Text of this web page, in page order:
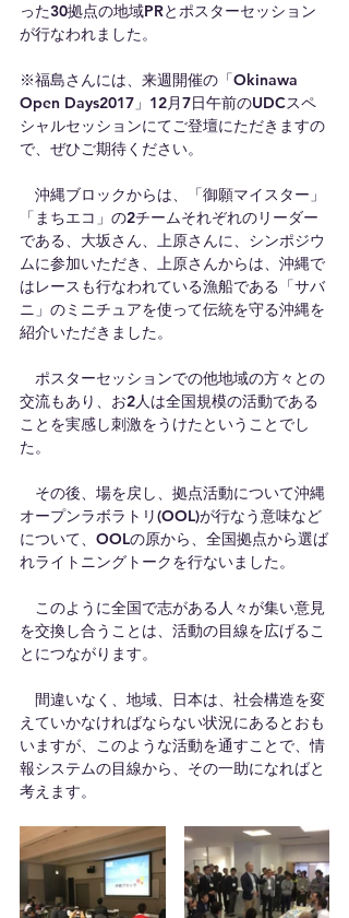
った30拠点の地域PRとポスターセッション
が行なわれました。
※福島さんには、来週開催の「Okinawa
Open Days2017」12月7日午前のUDCスペ
シャルセッションにてご登壇にただきますの
で、ぜひご期待ください。
沖縄ブロックからは、「御願マイスター」
「まちエコ」の2チームそれぞれのリーダー
である、大坂さん、上原さんに、シンポジウ
ムに参加いただき、上原さんからは、沖縄で
はレースも行なわれている漁船である「サバ
ニ」のミニチュアを使って伝統を守る沖縄を
紹介いただきました。
ポスターセッションでの他地域の方々との
交流もあり、お2人は全国規模の活動である
ことを実感し刺激をうけたということでし
た。
その後、場を戻し、拠点活動について沖縄
オープンラボラトリ(OOL)が行なう意味など
について、OOLの原から、全国拠点から選ば
れライトニングトークを行ないました。
このように全国で志がある人々が集い意見
を交換し合うことは、活動の目線を広げるこ
とにつながります。
間違いなく、地域、日本は、社会構造を変
えていかなければならない状況にあるとおも
いますが、このような活動を通すことで、情
報システムの目線から、その一助になればと
考えます。